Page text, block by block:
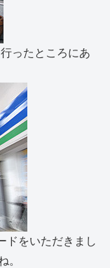
ったところにあ
ドをいただきまし
。